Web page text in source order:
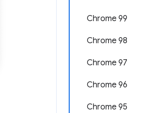
Chrome 99
Chrome 98
Chrome 97
Chrome 96
Chrome 95